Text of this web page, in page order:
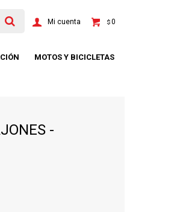
MOTOS Y BICICLETAS
$0
-